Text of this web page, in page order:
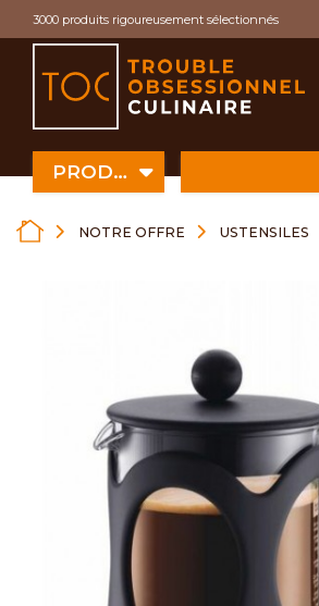
3000 produits rigoureusement sélectionnés
PRODUITS
NOTRE OFFRE USTENSILES